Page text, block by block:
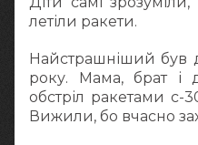
летіли ракети.
Найстрашніший був
року. Мама, брат і
обстріл ракетами с-
Вижили, бо вчасно